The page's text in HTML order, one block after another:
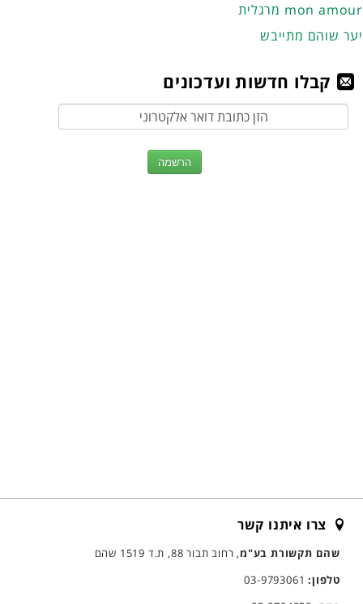
מרגלית mon amour
יער שוהם מתייבש
קבלו חדשות ועדכונים
צרו איתנו קשר
שהם תקשורת בע"מ, רחוב תבור 88, ת.ד 1519 שהם
טלפון:03-9793061